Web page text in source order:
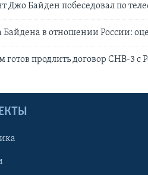
Джо Байден побеседовал по
Байдена в отношении России:
готов продлить договор СНВ-3 с